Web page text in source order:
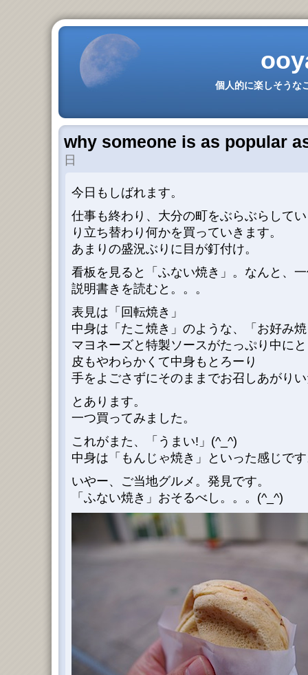
個人的に楽しそうな
why someone is as popular
日
今日もしばれます。
仕事も終わり、大分の町をぶらぶらして
り立ち替わり何かを買っていきます。
あまりの盛況ぶりに目が釘付け。
看板を見ると「ふない焼き」。なんと、
説明書きを読むと。。。
表見は「回転焼き」
中身は「たこ焼き」のような、「お好み
マヨネーズと特製ソースがたっぷり中に
皮もやわらかくて中身もとろーり
手をよごさずにそのままでお召しあがり
とあります。
一つ買ってみました。
これがまた、「うまい!」(^_^)
中身は「もんじゃ焼き」といった感じで
いやー、ご当地グルメ。発見です。
「ふない焼き」おそるべし。。。(^_^)